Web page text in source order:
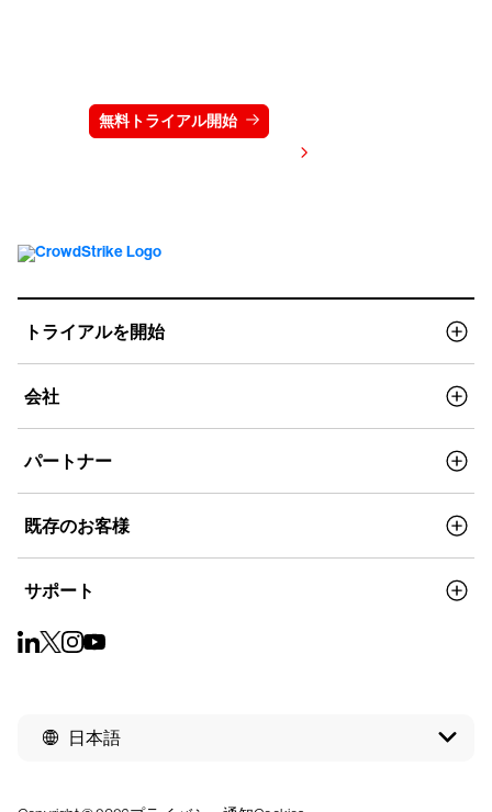
無料トライアル開始
トライアルを開始
会社
パートナー
既存のお客様
サポート
日本語